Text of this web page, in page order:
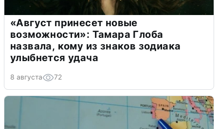
«Август принесет новые
возможности»: Тамара Глоба
назвала, кому из знаков зодиака
улыбнется удача
8 августа 72